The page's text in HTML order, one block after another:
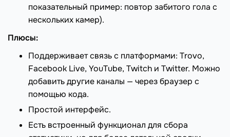
показательный пример: повтор забитого гола с
нескольких камер).
Плюсы:
Поддерживает связь с платформами: Trovo,
Facebook Live, YouTube, Twitch и Twitter. Можно
добавить другие каналы — через браузер с
помощью кода.
Простой интерфейс.
Есть встроенный функционал для сбора